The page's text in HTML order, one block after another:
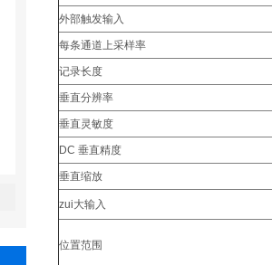
外部触发输入
每条通道上采样率
记录长度
垂直分辨率
垂直灵敏度
DC 垂直精度
垂直缩放
zui大输入
位置范围